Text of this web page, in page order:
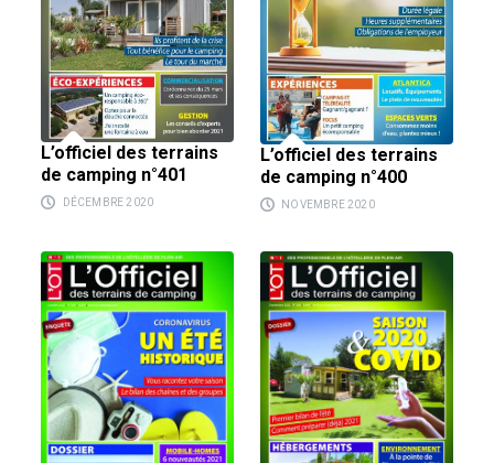
L’officiel des terrains
de camping n°401
DÉCEMBRE 2020
L’officiel des terrains
de camping n°400
NOVEMBRE 2020